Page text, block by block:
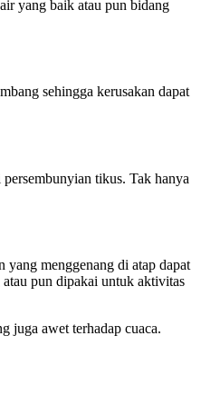
yang baik atau pun bidang
sehingga kerusakan dapat
tikus. Tak hanya
yang menggenang di atap dapat
atau pun dipakai untuk aktivitas
juga awet terhadap cuaca.